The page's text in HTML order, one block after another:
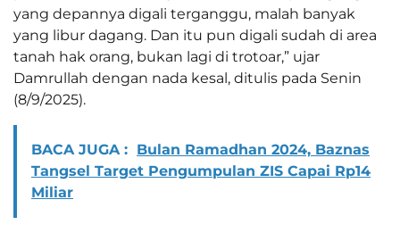
yang depannya digali terganggu, malah banyak
yang libur dagang. Dan itu pun digali sudah di area
tanah hak orang, bukan lagi di trotoar,” ujar
Damrullah dengan nada kesal, ditulis pada Senin
(8/9/2025).
BACA JUGA : Bulan Ramadhan 2024, Baznas
Tangsel Target Pengumpulan ZIS Capai Rp14
Miliar